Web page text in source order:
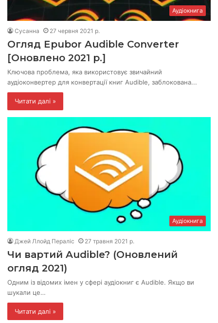
Аудіокнига
Сусанна 27 червня 2021 р.
Огляд Epubor Audible Converter
[Оновлено 2021 р.]
Ключова проблема, яка використовує звичайний
аудіоконвертер для конвертації книг Audible, заблокована...
Читати далі »
Аудіокнига
Джей Ллойд Пераліс 27 травня 2021 р.
Чи вартий Audible? (Оновлений
огляд 2021)
Одним із відомих імен у сфері аудіокниг є Audible. Якщо ви
шукали це…
Читати далі »